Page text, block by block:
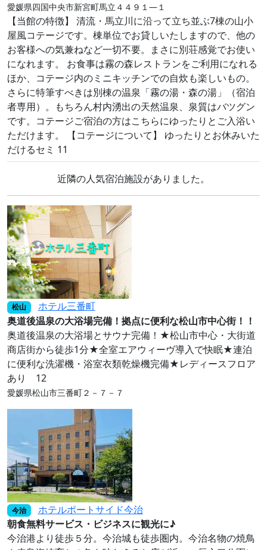
愛媛県四国中央市新宮町馬立４４９１―１
【当館の特徴】 清流・馬立川に沿って立ち並ぶ7棟の山小
屋風コテージです。棟単位でお貸しいたしますので、他の
お客様への気兼ねなど一切不要。まさに別荘感覚でお使い
になれます。 お食事は霧の森レストランをご利用になれる
ほか、コテージ内のミニキッチンでの自炊も楽しいもの。
さらに特筆すべきは別棟の温泉「霧の湯・森の湯」（宿泊
者専用）。もちろん村内湧出の天然温泉、泉質はバツグン
です。コテージご宿泊の方はこちらにゆったりとご入浴い
ただけます。 【コテージについて】 ゆったりとお休みいた
だけるセミ 11
近隣の人気宿泊施設がありました。
松山
ホテル三番町
奥道後温泉の大浴場完備！拠点に便利な松山市中心街！！
奥道後温泉の大浴場とサウナ完備！★松山市中心・大街道
商店街から徒歩1分★全室エアウィーヴ導入で快眠★連泊
に便利な洗濯機・浴室衣類乾燥機完備★レディースフロア
あり 12
愛媛県松山市三番町２－７－７
今治
ホテルポートサイド今治
朝食無料サービス・ビジネスに観光に♪
今治港より徒歩５分。今治城も徒歩圏内。今治名物の焼鳥